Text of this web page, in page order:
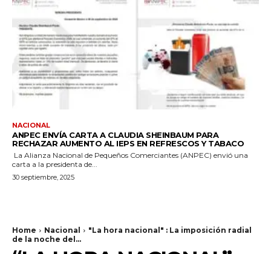
NACIONAL
ANPEC ENVÍA CARTA A CLAUDIA SHEINBAUM PARA
RECHAZAR AUMENTO AL IEPS EN REFRESCOS Y TABACO
La Alianza Nacional de Pequeños Comerciantes (ANPEC) envió una
carta a la presidenta de...
30 septiembre, 2025